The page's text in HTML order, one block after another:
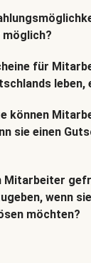
für
leben,
können
sie einen
Mitarbeiter
wenn
möchten?